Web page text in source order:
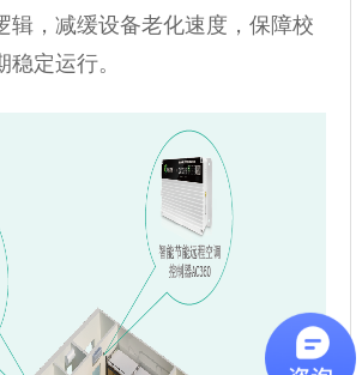
辑，减缓设备老化速度，保障校
稳定运行。